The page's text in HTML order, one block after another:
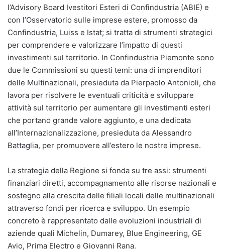
l’Advisory Board Ivestitori Esteri di Confindustria (ABIE) e
con l’Osservatorio sulle imprese estere, promosso da
Confindustria, Luiss e Istat; si tratta di strumenti strategici
per comprendere e valorizzare l’impatto di questi
investimenti sul territorio. In Confindustria Piemonte sono
due le Commissioni su questi temi: una di imprenditori
delle Multinazionali, presieduta da Pierpaolo Antonioli, che
lavora per risolvere le eventuali criticità e sviluppare
attività sul territorio per aumentare gli investimenti esteri
che portano grande valore aggiunto, e una dedicata
all’Internazionalizzazione, presieduta da Alessandro
Battaglia, per promuovere all’estero le nostre imprese.
La strategia della Regione si fonda su tre assi: strumenti
finanziari diretti, accompagnamento alle risorse nazionali e
sostegno alla crescita delle filiali locali delle multinazionali
attraverso fondi per ricerca e sviluppo. Un esempio
concreto è rappresentato dalle evoluzioni industriali di
aziende quali Michelin, Dumarey, Blue Engineering, GE
Avio, Prima Electro e Giovanni Rana.